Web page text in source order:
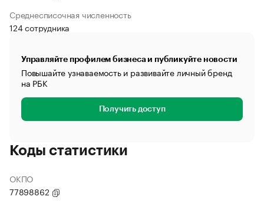
Среднесписочная численность
124 сотрудника
Управляйте профилем бизнеса и публикуйте новости
Повышайте узнаваемость и развивайте личный бренд
на РБК
Получить доступ
Коды статистики
ОКПО
77898862